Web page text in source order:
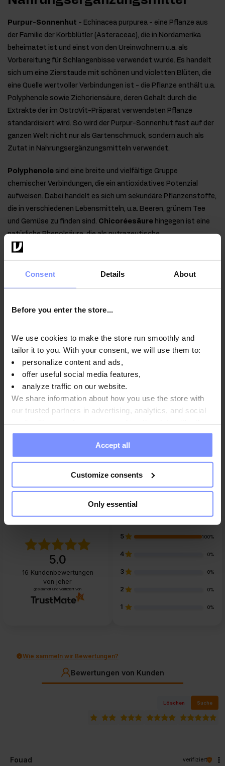
Consent Details About
Before you enter the store...
We use cookies to make the store run smoothly and
tailor it to you. With your consent, we will use them to:
personalize content and ads,
offer useful social media features,
analyze traffic on our website.
We share information about how you use the store with
our trusted partners in advertising, analytics, and social
information you have provided to them or that they have
collected when you use their services. Do you agree?
Accept all
Customize consents
Only essential
Purpur-Sonnenhut - Echinacea purpurea - eine Pflanze aus
der Familie der Korbblütler (Asteraceae), die in Nordamerika
beheimatet ist und einst von den Ureinwohnern u.a. als
Vorbereitung für Schlangenbisse verwendet wurde. Es handelt
sich um eine Zierstaude mit schönen und violetten Blüten, die
eine Quelle wertvoller Verbindungen ist - die Pflanze enthält u.a.
Polyphenole sowie Zichoriensäure, deren Gehalt durch die
Extrakte der im OstroVit-Präparat verwendeten Pflanze
standardisiert wird. So wird der Purpur-Sonnenhut fast auf der
ganzen Welt nicht nur als Gartenschmuck, sondern auch als
Zutat in Nahrungsergänzungsmitteln verwendet.
Polyphenole sind eine breite und vielfältige Gruppe
chemischer Verbindungen, die ein antioxidatives Potenzial
aufweisen. Dabei handelt es sich um sekundäre Pflanzenstoffe,
die in verschiedenen Lebensmitteln, u.a. Beeren, grünem Tee
und Gemüse zu finden sind. Chicoréesäure hingegen ist eine
natürliche Phenolsäure, die als nutrazeutische
Lebensmittelzutat verwendet wird.
Nährwertinformationen
Parameter
5.0
16 Kundenbewertungen
von jeher
gesammelt und verifiziert von
5 100%
4 0%
3 0%
2 0%
1 0%
Wie sammeln wir Bewertungen?
Bewertungen von Kunden
Löschen Suche
Fouad verifiziert